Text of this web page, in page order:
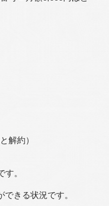
解約）
。
きる状況です。